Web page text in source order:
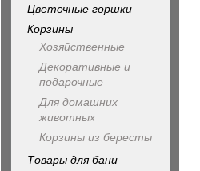
Цветочные горшки
Корзины
Хозяйственные
Декоративные и
подарочные
Для домашних
животных
Корзины из бересты
Товары для бани